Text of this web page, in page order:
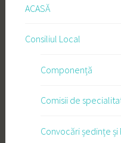
ACASĂ
Consiliul Local
Componență
Comisii de
Convocări ședințe